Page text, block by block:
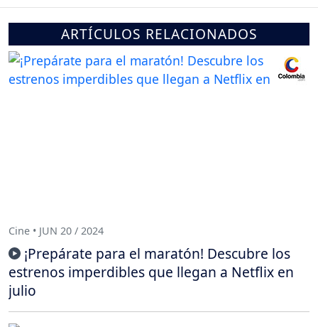
ARTÍCULOS RELACIONADOS
Cine • JUN 20 / 2024
¡Prepárate para el maratón! Descubre los
estrenos imperdibles que llegan a Netflix en
julio